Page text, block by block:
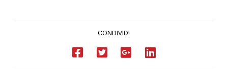
CONDIVIDI